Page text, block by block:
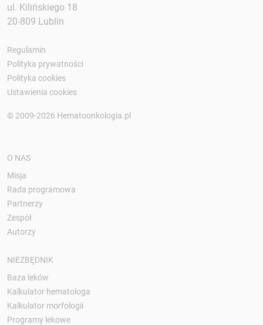
ul. Kilińskiego 18
20-809 Lublin
Regulamin
Polityka prywatności
Polityka cookies
Ustawienia cookies
© 2009-2026 Hematoonkologia.pl
O NAS
Misja
Rada programowa
Partnerzy
Zespół
Autorzy
NIEZBĘDNIK
Baza leków
Kalkulator hematologa
Kalkulator morfologii
Programy lekowe